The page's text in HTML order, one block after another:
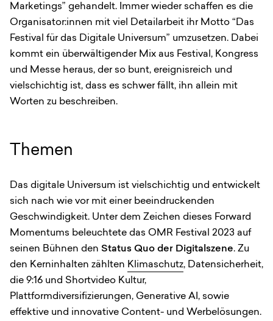
Marketings” gehandelt. Immer wieder schaffen es die
Organisator:innen mit viel Detailarbeit ihr Motto “Das
Festival für das Digitale Universum” umzusetzen. Dabei
kommt ein überwältigender Mix aus Festival, Kongress
und Messe heraus, der so bunt, ereignisreich und
vielschichtig ist, dass es schwer fällt, ihn allein mit
Worten zu beschreiben.
Themen
Das digitale Universum ist vielschichtig und entwickelt
sich nach wie vor mit einer beeindruckenden
Geschwindigkeit. Unter dem Zeichen dieses Forward
Momentums beleuchtete das OMR Festival 2023 auf
seinen Bühnen den Status Quo der Digitalszene. Zu
den Kerninhalten zählten Klimaschutz, Datensicherheit,
die 9:16 und Shortvideo Kultur,
Plattformdiversifizierungen, Generative AI, sowie
effektive und innovative Content- und Werbelösungen.